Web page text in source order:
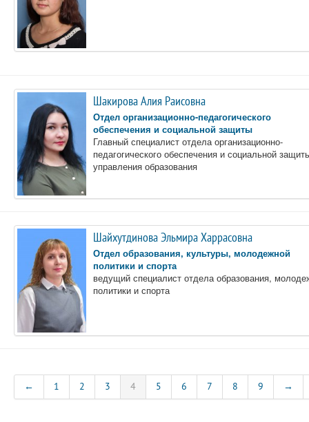
Шакирова Алия Раисовна
Отдел организационно-педагогического
обеспечения и социальной защиты
Главный специалист отдела организационно-
педагогического обеспечения и социальной
управления образования
Шайхутдинова Эльмира Харрасовна
Отдел образования, культуры, молодежной
политики и спорта
ведущий специалист отдела образования,
политики и спорта
← 1 2 3 4 5 6 7 8 9 →